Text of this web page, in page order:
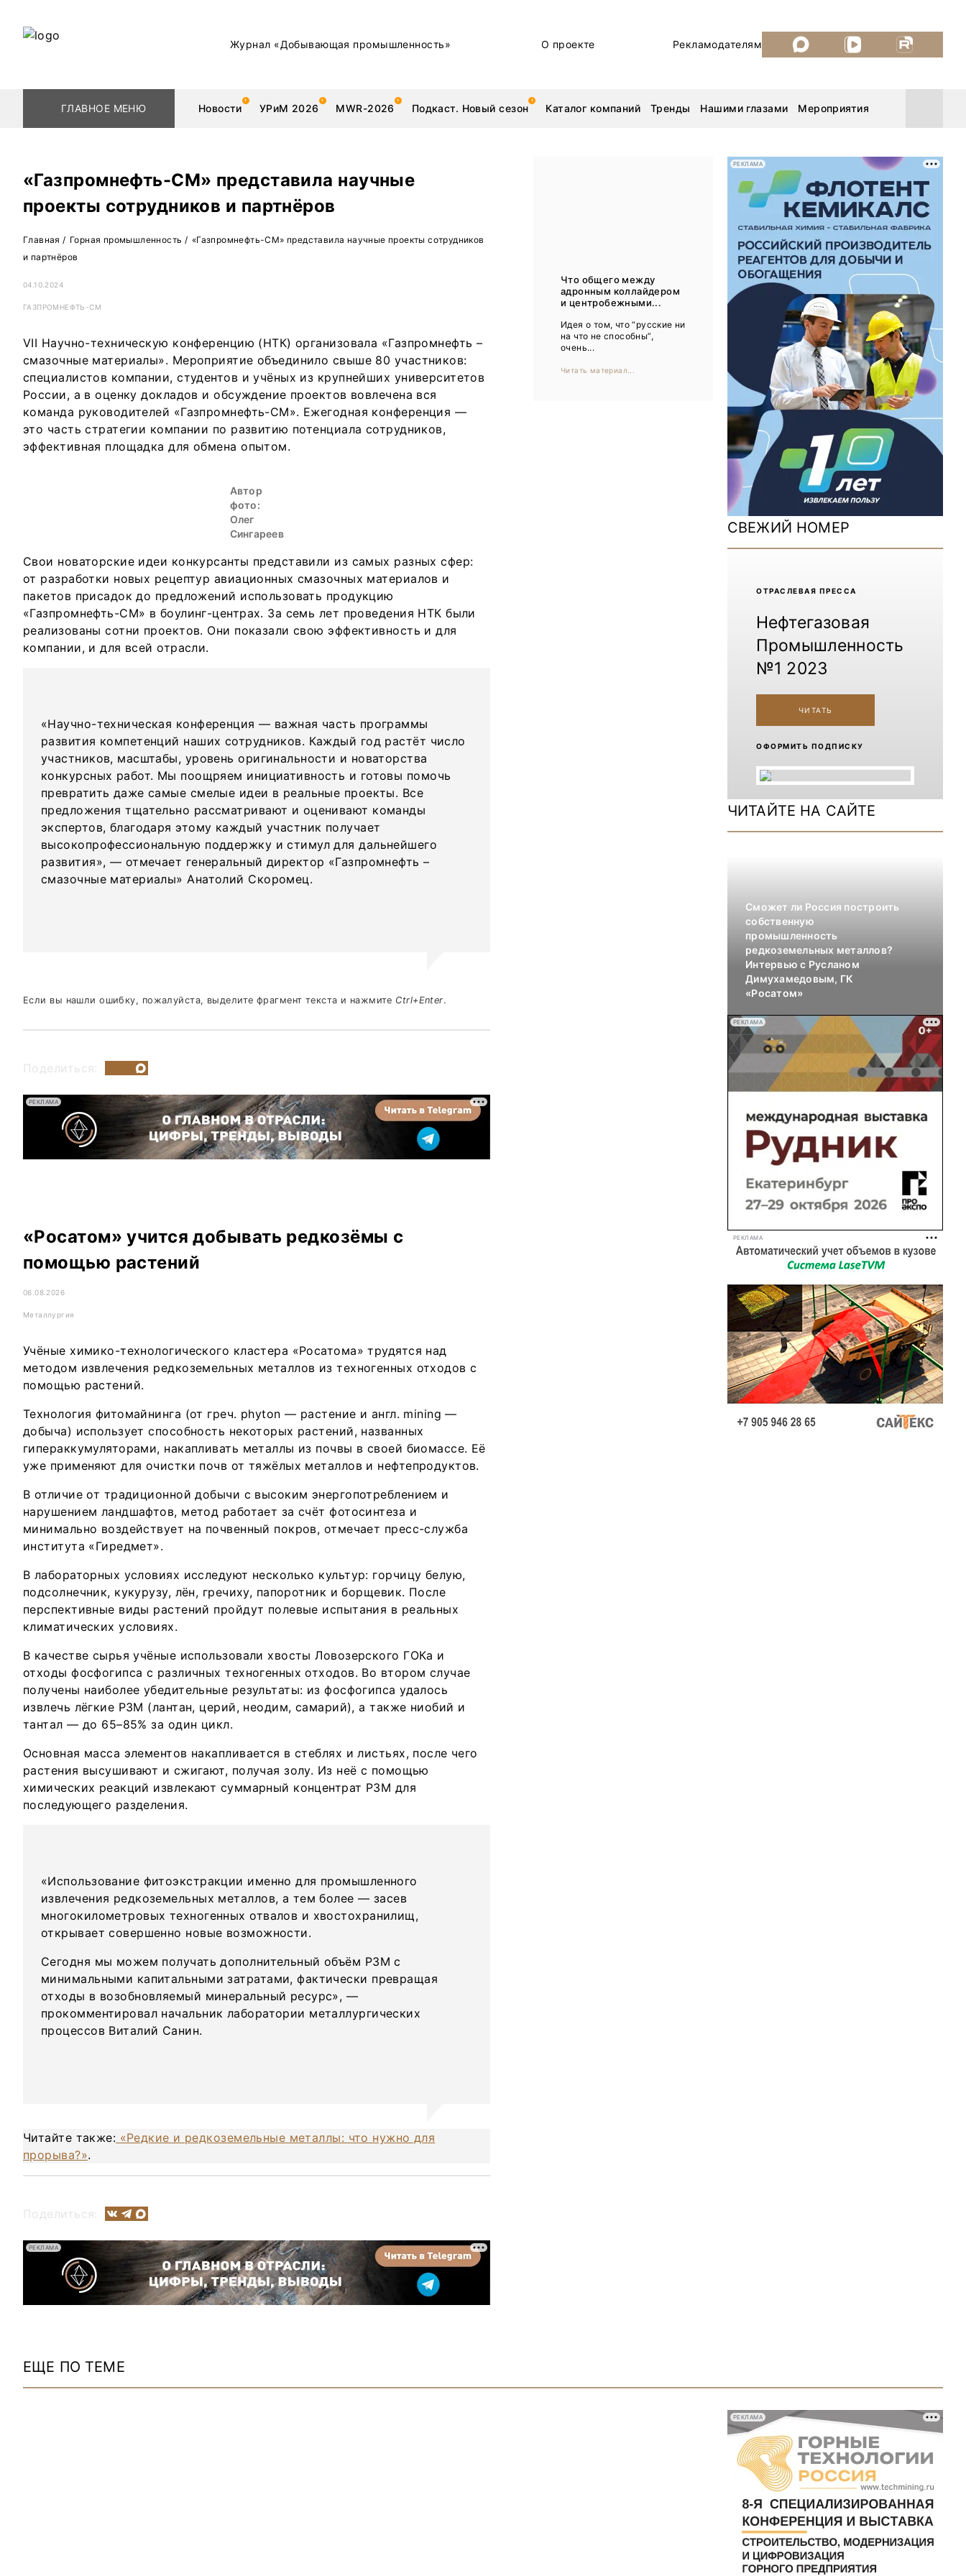
Журнал «Добывающая промышленность» О проекте Рекламодателям
ГЛАВНОЕ МЕНЮ Новости УРиМ 2026 MWR-2026 Подкаст. Новый сезон Каталог компаний Тренды Нашими глазами Мероприятия
Геологоразведка
Обогащение
Редкоземельные металлы
Золото Техника и технологии
Интервью
Мероприятия
Каталог компаний
Уголь России и Майнинг 2026
MiningWorld Russia 2026
ДП Подкаст. Новый сезон
Рудник 2025
ДОМ 2026
MiningWorld Russia 2025
Уголь России и Майнинг 2025
Рудник 2024 | Обзор выставки
В помощь шахтёру 2024
Уголь России и Майнинг 2024
Mining World Russia 2024
«Газпромнефть-СМ» представила научные
проекты сотрудников и партнёров
Главная / Горная промышленность / «Газпромнефть-СМ» представила научные проекты сотрудников
и партнёров
04.10.2024
ГАЗПРОМНЕФТЬ-СМ
VII Научно-техническую конференцию (НТК) организовала «Газпромнефть –
смазочные материалы». Мероприятие объединило свыше 80 участников:
специалистов компании, студентов и учёных из крупнейших университетов
России, а в оценку докладов и обсуждение проектов вовлечена вся
команда руководителей «Газпромнефть-СМ». Ежегодная конференция —
это часть стратегии компании по развитию потенциала сотрудников,
эффективная площадка для обмена опытом.
Автор
фото:
Олег
Сингареев
Свои новаторские идеи конкурсанты представили из самых разных сфер:
от разработки новых рецептур авиационных смазочных материалов и
пакетов присадок до предложений использовать продукцию
«Газпромнефть-СМ» в боулинг-центрах. За семь лет проведения НТК были
реализованы сотни проектов. Они показали свою эффективность и для
компании, и для всей отрасли.
«Научно-техническая конференция — важная часть программы
развития компетенций наших сотрудников. Каждый год растёт число
участников, масштабы, уровень оригинальности и новаторства
конкурсных работ. Мы поощряем инициативность и готовы помочь
превратить даже самые смелые идеи в реальные проекты. Все
предложения тщательно рассматривают и оценивают команды
экспертов, благодаря этому каждый участник получает
высокопрофессиональную поддержку и стимул для дальнейшего
развития», — отмечает генеральный директор «Газпромнефть –
смазочные материалы» Анатолий Скоромец.
Если вы нашли ошибку, пожалуйста, выделите фрагмент текста и нажмите Ctrl+Enter.
Поделиться:
РЕКЛАМА
«Росатом» учится добывать редкозёмы с
помощью растений
06.08.2026
Металлургия
Учёные химико-технологического кластера «Росатома» трудятся над
методом извлечения редкоземельных металлов из техногенных отходов с
помощью растений.
Технология фитомайнинга (от греч. phyton — растение и англ. mining —
добыча) использует способность некоторых растений, названных
гипераккумуляторами, накапливать металлы из почвы в своей биомассе. Её
уже применяют для очистки почв от тяжёлых металлов и нефтепродуктов.
В отличие от традиционной добычи с высоким энергопотреблением и
нарушением ландшафтов, метод работает за счёт фотосинтеза и
минимально воздействует на почвенный покров, отмечает пресс-служба
института «Гиредмет».
В лабораторных условиях исследуют несколько культур: горчицу белую,
подсолнечник, кукурузу, лён, гречиху, папоротник и борщевик. После
перспективные виды растений пройдут полевые испытания в реальных
климатических условиях.
В качестве сырья учёные использовали хвосты Ловозерского ГОКа и
отходы фосфогипса с различных техногенных отходов. Во втором случае
получены наиболее убедительные результаты: из фосфогипса удалось
извлечь лёгкие РЗМ (лантан, церий, неодим, самарий), а также ниобий и
тантал — до 65–85% за один цикл.
Основная масса элементов накапливается в стеблях и листьях, после чего
растения высушивают и сжигают, получая золу. Из неё с помощью
химических реакций извлекают суммарный концентрат РЗМ для
последующего разделения.
«Использование фитоэкстракции именно для промышленного
извлечения редкоземельных металлов, а тем более — засев
многокилометровых техногенных отвалов и хвостохранилищ,
открывает совершенно новые возможности.
Сегодня мы можем получать дополнительный объём РЗМ с
минимальными капитальными затратами, фактически превращая
отходы в возобновляемый минеральный ресурс», —
прокомментировал начальник лаборатории металлургических
процессов Виталий Санин.
Читайте также: «Редкие и редкоземельные металлы: что нужно для
прорыва?».
Поделиться:
РЕКЛАМА
Что общего между
адронным коллайдером
и центробежными...
Идея о том, что “русские ни
на что не способны”,
очень...
Читать материал...
РЕКЛАМА
СВЕЖИЙ НОМЕР
ОТРАCЛЕВАЯ ПРЕССА
Нефтегазовая
Промышленность
№1 2023
ЧИТАТЬ
ОФОРМИТЬ ПОДПИСКУ
ЧИТАЙТЕ НА САЙТЕ
Сможет ли Россия построить
собственную
промышленность
редкоземельных металлов?
Интервью с Русланом
Димухамедовым, ГК
«Росатом»
РЕКЛАМА
РЕКЛАМА
ЕЩЕ ПО ТЕМЕ
РЕКЛАМА